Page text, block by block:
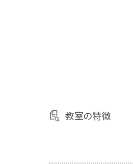
教室の特徴